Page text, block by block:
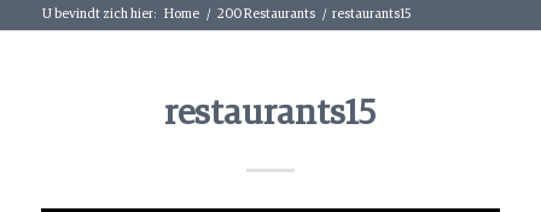
U bevindt zich hier: Home / 200 Restaurants / restaurants15
restaurants15